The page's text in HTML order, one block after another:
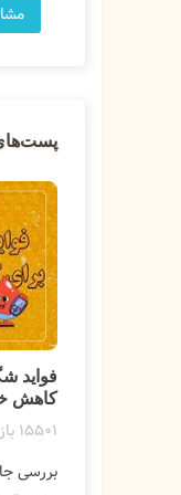
فواید
کاهش
15501 بازدید
بررسی